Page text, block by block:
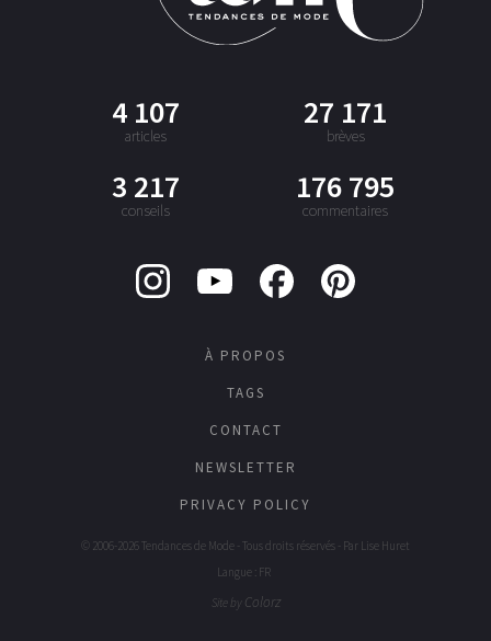
4 107
articles
27 171
brèves
3 217
conseils
176 795
commentaires
À PROPOS
TAGS
CONTACT
NEWSLETTER
PRIVACY POLICY
© 2006-2026 Tendances de Mode - Tous droits réservés - Par Lise Huret
Langue : FR
Site by Colorz